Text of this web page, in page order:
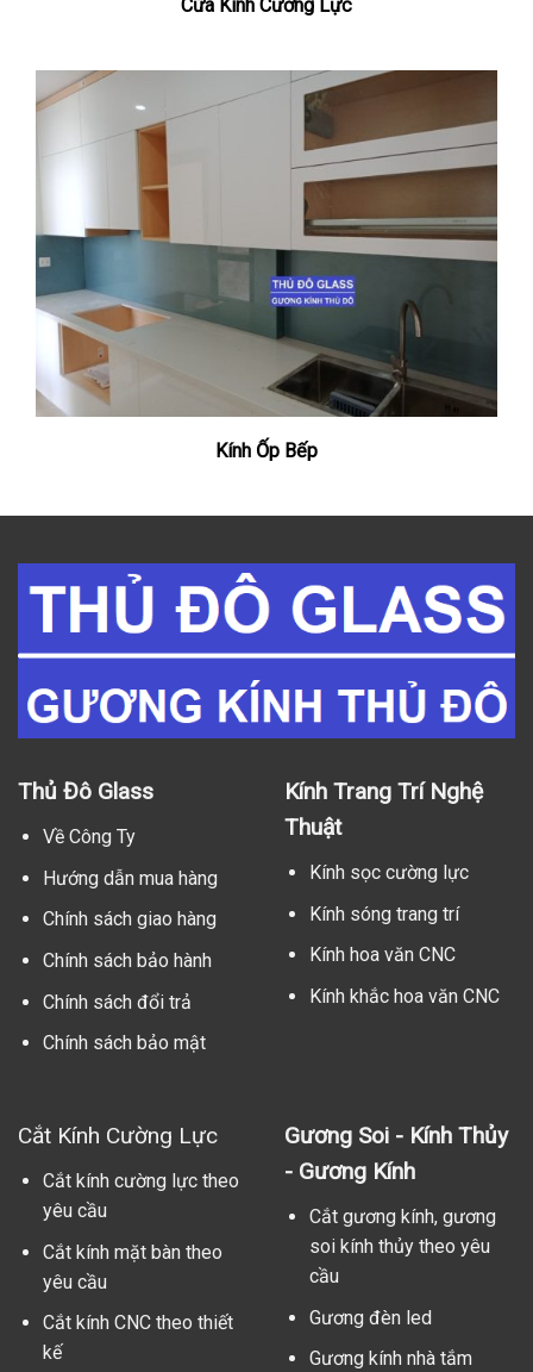
Cửa Kính Cường Lực
Kính Ốp Bếp
Thủ Đô Glass
Về Công Ty
Hướng dẫn mua hàng
Chính sách giao hàng
Chính sách bảo hành
Chính sách đổi trả
Chính sách bảo mật
Kính Trang Trí Nghệ
Thuật
Kính sọc cường lực
Kính sóng trang trí
Kính hoa văn CNC
Kính khắc hoa văn CNC
Cắt Kính Cường Lực
Cắt kính cường lực theo
yêu cầu
Cắt kính mặt bàn theo
yêu cầu
Cắt kính CNC theo thiết
kế
Gương Soi - Kính Thủy
- Gương Kính
Cắt gương kính, gương
soi kính thủy theo yêu
cầu
Gương đèn led
Gương kính nhà tắm